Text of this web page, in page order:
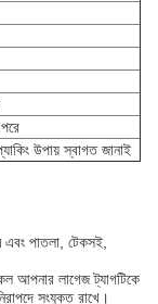
উপায় স্বাগত জানাই
পাতলা, টেকসই,
আপনার লাগেজ ট্যাগটিকে
সংযুক্ত রাখে।